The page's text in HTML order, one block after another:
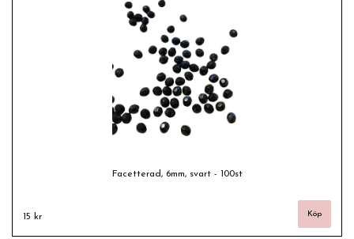
Facetterad, 6mm, svart - 100st
15 kr